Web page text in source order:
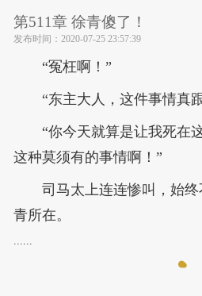
第511章 徐青傻了！
发布时间： 2020-07-25 23:57:39
“冤枉啊！”
“东主大人，这件事情真
“你今天就算是让我死在
这种莫须有的事情啊！”
司马太上连连惨叫，始
青所在。
......